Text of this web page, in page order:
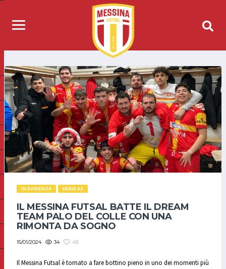
IN EVIDENZA SERIE A2
IL MESSINA FUTSAL BATTE IL DREAM
TEAM PALO DEL COLLE CON UNA
RIMONTA DA SOGNO
15/01/2024 34 43
Il Messina Futsal è tornato a fare bottino pieno in uno dei momenti più